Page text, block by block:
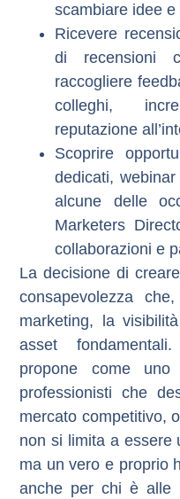
scambiare idee
Ricevere
di recensioni
raccogliere
colleghi,
reputazione
Scoprire
dedicati,
alcune delle
Marketers
collaborazioni e
La decisione di
consapevolezza
marketing, la
asset
propone come
professionisti che
mercato competitivo,
non si limita a essere
ma un vero e proprio
anche per chi è alle